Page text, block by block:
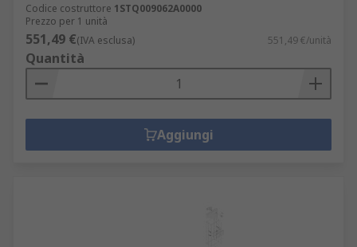
Codice costruttore 1STQ009062A0000
Prezzo per 1 unità
551,49 €(IVA esclusa) 551,49 €/unità
Quantità
Aggiungi